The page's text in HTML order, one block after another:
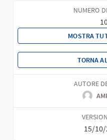
NUMERO
MOSTRA
TORNA
AUTORE
15/10/